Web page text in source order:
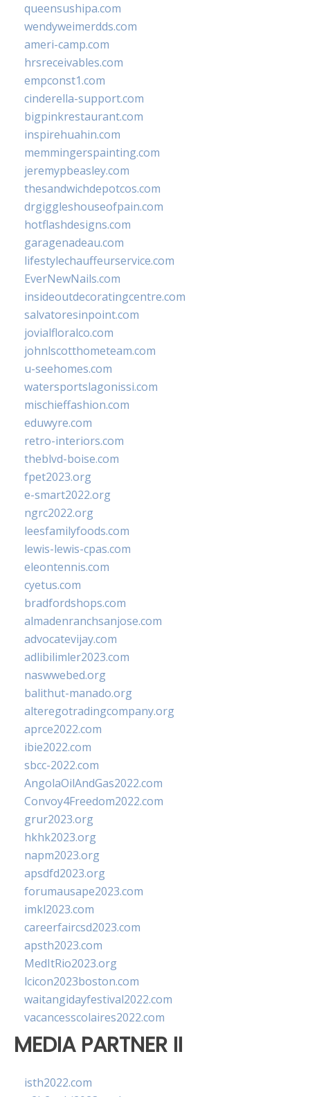
queensushipa.com
wendyweimerdds.com
ameri-camp.com
hrsreceivables.com
empconst1.com
cinderella-support.com
bigpinkrestaurant.com
inspirehuahin.com
memmingerspainting.com
jeremypbeasley.com
thesandwichdepotcos.com
drgiggleshouseofpain.com
hotflashdesigns.com
garagenadeau.com
lifestylechauffeurservice.com
EverNewNails.com
insideoutdecoratingcentre.com
salvatoresinpoint.com
jovialfloralco.com
johnlscotthometeam.com
u-seehomes.com
watersportslagonissi.com
mischieffashion.com
eduwyre.com
retro-interiors.com
theblvd-boise.com
fpet2023.org
e-smart2022.org
ngrc2022.org
leesfamilyfoods.com
lewis-lewis-cpas.com
eleontennis.com
cyetus.com
bradfordshops.com
almadenranchsanjose.com
advocatevijay.com
adlibilimler2023.com
naswwebed.org
balithut-manado.org
alteregotradingcompany.org
aprce2022.com
ibie2022.com
sbcc-2022.com
AngolaOilAndGas2022.com
Convoy4Freedom2022.com
grur2023.org
hkhk2023.org
napm2023.org
apsdfd2023.org
forumausape2023.com
imkl2023.com
careerfaircsd2023.com
apsth2023.com
MedItRio2023.org
lcicon2023boston.com
waitangidayfestival2022.com
vacancesscolaires2022.com
MEDIA PARTNER II
isth2022.com